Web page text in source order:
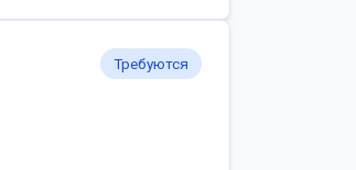
Требуются